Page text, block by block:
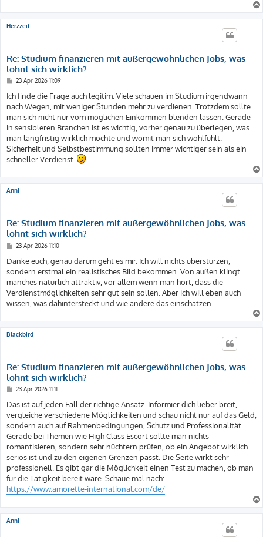
Herzzeit
Re: Studium finanzieren mit außergewöhnlichen Jobs, was
lohnt sich wirklich?
B
i
t
r
a
g
23 Apr 2026 11:09
Ich finde die Frage auch legitim. Viele schauen im Studium irgendwann
nach Wegen, mit weniger Stunden mehr zu verdienen. Trotzdem sollte
man sich nicht nur vom möglichen Einkommen blenden lassen. Gerade
in sensibleren Branchen ist es wichtig, vorher genau zu überlegen, was
man langfristig wirklich möchte und womit man sich wohlfühlt.
Sicherheit und Selbstbestimmung sollten immer wichtiger sein als ein
schneller Verdienst.
Anni
Re: Studium finanzieren mit außergewöhnlichen Jobs, was
lohnt sich wirklich?
B
i
t
r
a
g
23 Apr 2026 11:10
Danke euch, genau darum geht es mir. Ich will nichts überstürzen,
sondern erstmal ein realistisches Bild bekommen. Von außen klingt
manches natürlich attraktiv, vor allem wenn man hört, dass die
Verdienstmöglichkeiten sehr gut sein sollen. Aber ich will eben auch
wissen, was dahintersteckt und wie andere das einschätzen.
Blackbird
Re: Studium finanzieren mit außergewöhnlichen Jobs, was
lohnt sich wirklich?
B
i
t
r
a
g
23 Apr 2026 11:11
Das ist auf jeden Fall der richtige Ansatz. Informier dich lieber breit,
vergleiche verschiedene Möglichkeiten und schau nicht nur auf das Geld,
sondern auch auf Rahmenbedingungen, Schutz und Professionalität.
Gerade bei Themen wie High Class Escort sollte man nichts
romantisieren, sondern sehr nüchtern prüfen, ob ein Angebot wirklich
seriös ist und zu den eigenen Grenzen passt. Die Seite wirkt sehr
professionell. Es gibt gar die Möglichkeit einen Test zu machen, ob man
für die Tätigkeit bereit wäre. Schaue mal nach:
https://www.amorette-international.com/de/
Anni